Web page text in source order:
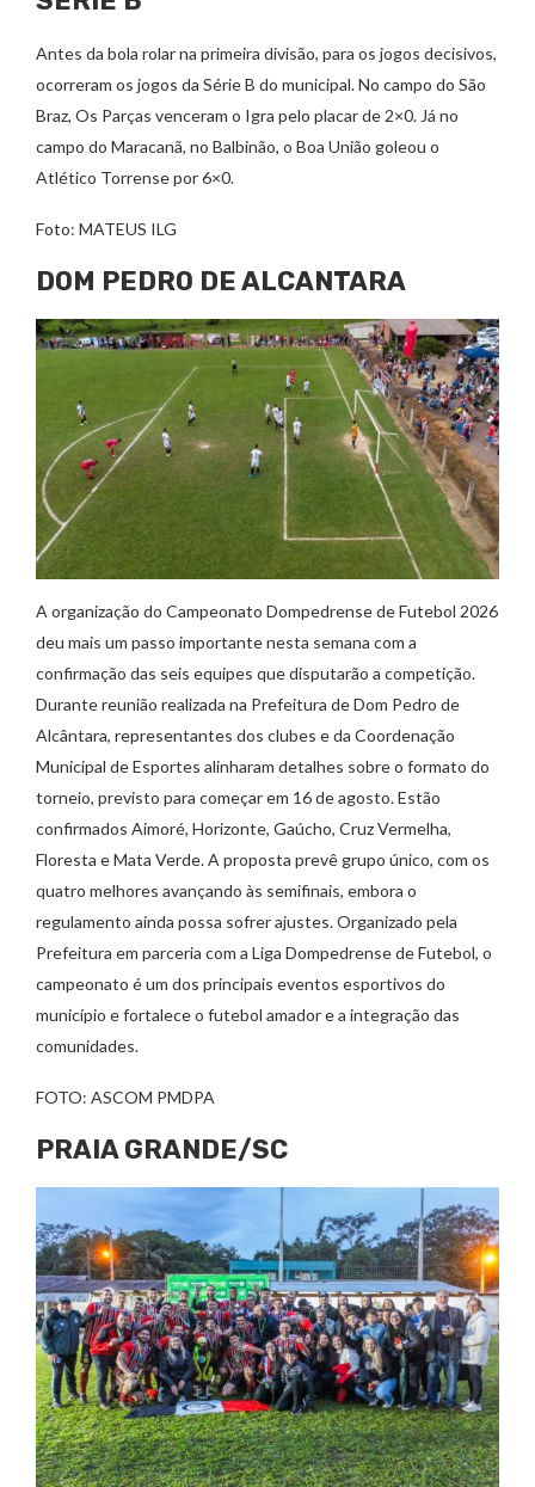
Antes da bola rolar na primeira divisão, para os jogos decisivos,
ocorreram os jogos da Série B do municipal. No campo do São
Braz, Os Parças venceram o Igra pelo placar de 2×0. Já no
campo do Maracanã, no Balbinão, o Boa União goleou o
Atlético Torrense por 6×0.
Foto: MATEUS ILG
DOM PEDRO DE ALCANTARA
A organização do Campeonato Dompedrense de Futebol 2026
deu mais um passo importante nesta semana com a
confirmação das seis equipes que disputarão a competição.
Durante reunião realizada na Prefeitura de Dom Pedro de
Alcântara, representantes dos clubes e da Coordenação
Municipal de Esportes alinharam detalhes sobre o formato do
torneio, previsto para começar em 16 de agosto. Estão
confirmados Aimoré, Horizonte, Gaúcho, Cruz Vermelha,
Floresta e Mata Verde. A proposta prevê grupo único, com os
quatro melhores avançando às semifinais, embora o
regulamento ainda possa sofrer ajustes. Organizado pela
Prefeitura em parceria com a Liga Dompedrense de Futebol, o
campeonato é um dos principais eventos esportivos do
município e fortalece o futebol amador e a integração das
comunidades.
FOTO: ASCOM PMDPA
PRAIA GRANDE/SC